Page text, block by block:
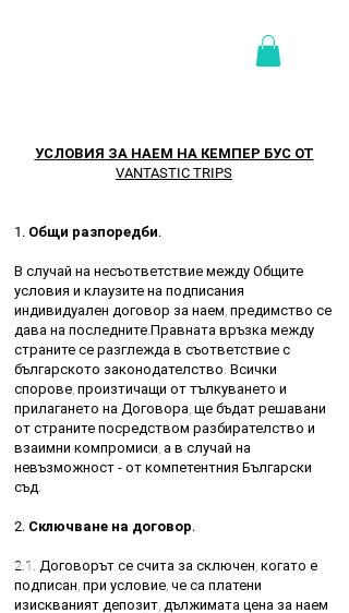
УСЛОВИЯ ЗА НАЕМ НА КЕМПЕР БУС ОТ
VANTASTIC TRIPS
1. Общи разпоредби.
В случай на несъответствие между Общите
условия и клаузите на подписания
индивидуален договор за наем, предимство се
дава на последните.Правната връзка между
страните се разглежда в съответствие с
българското законодателство. Всички
спорове, произтичащи от тълкуването и
прилагането на Договора, ще бъдат решавани
от страните посредством разбирателство и
взаимни компромиси, а в случай на
невъзможност - от компетентния Български
съд.
2. Сключване на договор.
2.1. Договорът се счита за сключен, когато е
подписан, при условие, че са платени
изискваният депозит, дължимата цена за наем